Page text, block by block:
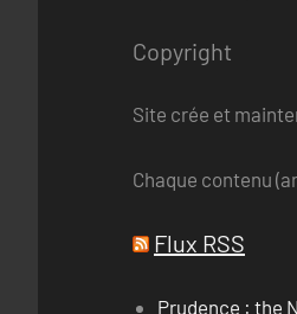
Copyright
Site crée et
Chaque contenu
Flux RSS
Prudence : the